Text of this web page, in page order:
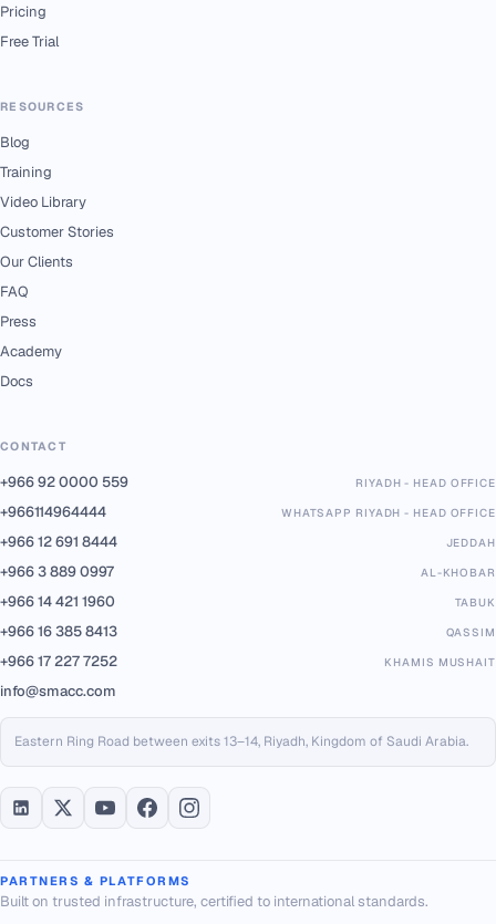
Pricing
Free Trial
RESOURCES
Blog
Training
Video Library
Customer Stories
Our Clients
FAQ
Press
Academy
Docs
CONTACT
+966 92 0000 559 RIYADH - HEAD OFFICE
+966114964444 WHATSAPP RIYADH - HEAD OFFICE
+966 12 691 8444 JEDDAH
+966 3 889 0997 AL-KHOBAR
+966 14 421 1960 TABUK
+966 16 385 8413 QASSIM
+966 17 227 7252 KHAMIS MUSHAIT
info@smacc.com
Eastern Ring Road between exits 13–14, Riyadh, Kingdom of Saudi Arabia.
PARTNERS & PLATFORMS
Built on trusted infrastructure, certified to international standards.